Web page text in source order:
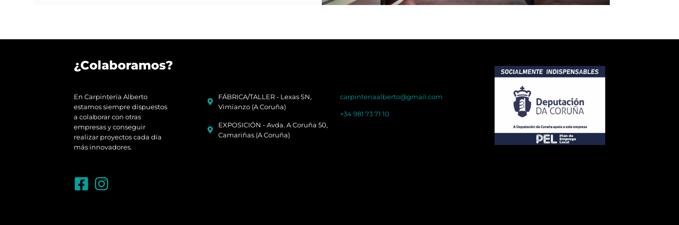
¿Colaboramos?
En Carpintería Alberto
estamos siempre dispuestos
a colaborar con otras
empresas y conseguir
realizar proyectos cada día
más innovadores.
FÁBRICA/TALLER - Lexas SN,
Vimianzo (A Coruña)
EXPOSICIÓN - Avda. A Coruña 50,
Camariñas (A Coruña)
carpinteriaalberto@gmail.com
+34 981 73 71 10